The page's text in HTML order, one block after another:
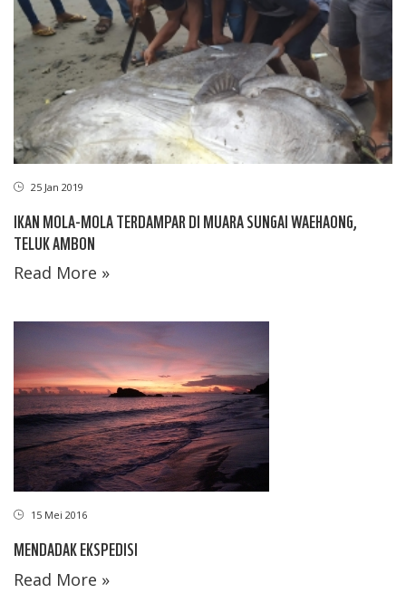
25 Jan 2019
IKAN MOLA-MOLA TERDAMPAR DI MUARA SUNGAI WAEHAONG,
TELUK AMBON
Read More »
15 Mei 2016
MENDADAK EKSPEDISI
Read More »